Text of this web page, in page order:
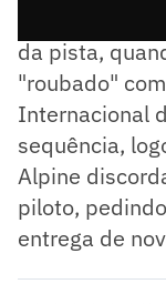
da pista,
"roubado"
Internacional
sequência,
Alpine
piloto,
entrega de